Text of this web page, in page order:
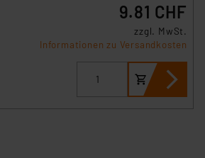
9.81 CHF
zzgl. MwSt.
Informationen zu Versandkosten